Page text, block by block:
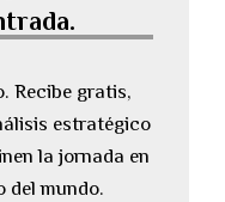
Recibe gratis,
estratégico
la jornada en
del mundo.